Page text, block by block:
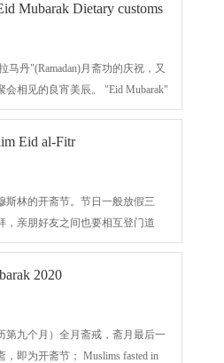
Mubarak Dietary customs
丹"(Ramadan)月斋功的庆祝，又
相见的良宵美辰。 "Eid Mubarak"
completion of "Ramadan" as the
a good evening for Muslim families to
Eid al-Fitr
斯林的开斋节。节日一般放假三
，亲朋好友之间也要相互登门道
排在此时举行盛大婚礼，更为节日
day of Ramadan is the Muslim Eid
relatives also have to congratulate
women also deliberately arrange to
adding a festive atmosphere to the
2020
第九个月）全月斋戒，斋月最后一
即为开斋节； Muslims fasted in